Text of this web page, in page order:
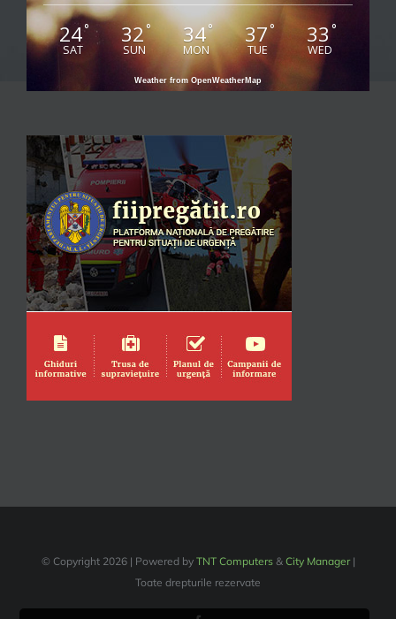
24°
SAT
32°
SUN
34°
MON
37°
TUE
33 °
WED
Weather from OpenWeatherMap
© Copyright 2026 | Powered by TNT Computers& City Manager|
Toate drepturile rezervate